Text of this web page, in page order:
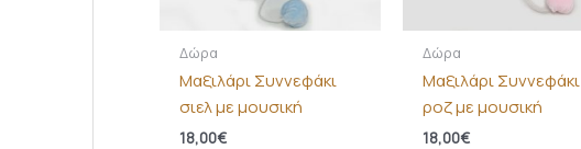
Δώρα
Μαξιλάρι Συννεφάκι
σιελ με μουσική
18,00€
Δώρα
Μαξιλάρι Συννεφάκι
ροζ με μουσική
18,00€